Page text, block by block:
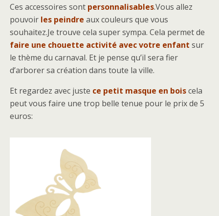
Ces accessoires sont personnalisables.Vous allez
pouvoir les peindre aux couleurs que vous
souhaitez.Je trouve cela super sympa. Cela permet de
faire une chouette activité avec votre enfant sur
le thème du carnaval. Et je pense qu’il sera fier
d’arborer sa création dans toute la ville.
Et regardez avec juste ce petit masque en boiscela
peut vous faire une trop belle tenue pour le prix de 5
euros: